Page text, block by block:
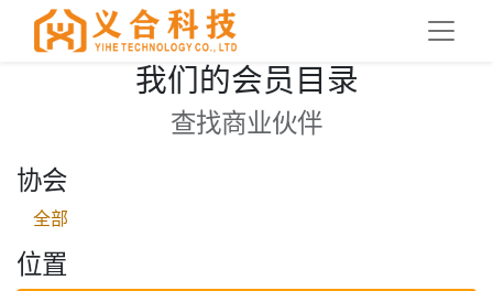
我们的会员目录
查找商业伙伴
协会
全部
位置